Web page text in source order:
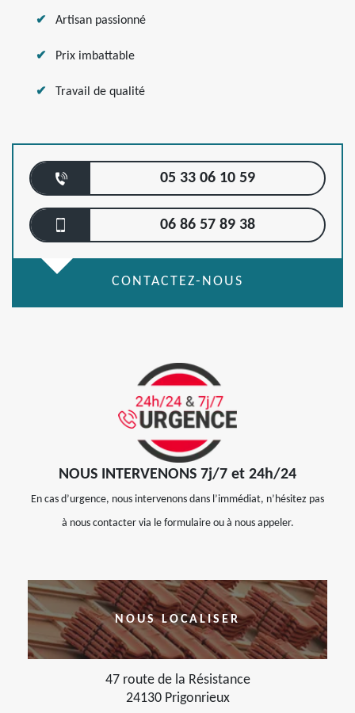
Artisan passionné
Prix imbattable
Travail de qualité
05 33 06 10 59
06 86 57 89 38
CONTACTEZ-NOUS
NOUS INTERVENONS 7j/7 et 24h/24
En cas d’urgence, nous intervenons dans l’immédiat, n’hésitez pas
à nous contacter via le formulaire ou à nous appeler.
NOUS LOCALISER
47 route de la Résistance
24130 Prigonrieux